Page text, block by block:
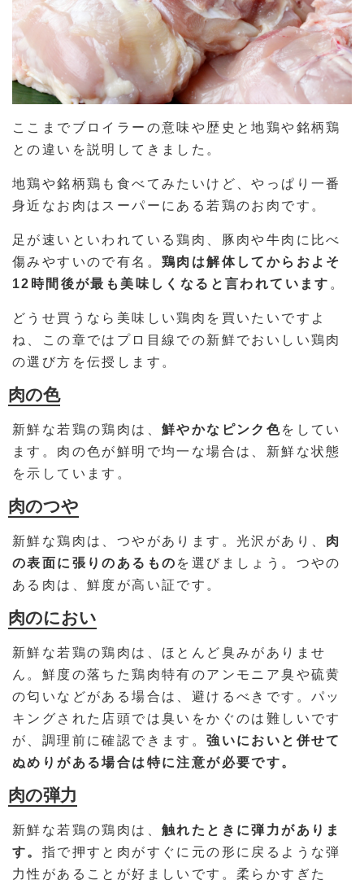
ここまでブロイラーの意味や歴史と地鶏や銘柄鶏
との違いを説明してきました。
地鶏や銘柄鶏も食べてみたいけど、やっぱり一番
身近なお肉はスーパーにある若鶏のお肉です。
足が速いといわれている鶏肉、豚肉や牛肉に比べ
傷みやすいので有名。 鶏肉は解体してからおよそ
12時間後が最も美味しくなると言われています 。
どうせ買うなら美味しい鶏肉を買いたいですよ
ね、この章ではプロ目線での新鮮でおいしい鶏肉
の選び方を伝授します。
肉の色
新鮮な若鶏の鶏肉は、 鮮やかなピンク色をしてい
ます。肉の色が鮮明で均一な場合は、新鮮な状態
を示しています。
肉のつや
新鮮な鶏肉は、つやがあります。光沢があり、 肉
の表面に張りのあるもの を選びましょう。つやの
ある肉は、鮮度が高い証です。
肉のにおい
新鮮な若鶏の鶏肉は、ほとんど臭みがありませ
ん。鮮度の落ちた鶏肉特有のアンモニア臭や硫黄
の匂いなどがある場合は、避けるべきです。パッ
キングされた店頭では臭いをかぐのは難しいです
が、調理前に確認できます。強いにおいと併せて
ぬめりがある場合は特に注意が必要です。
肉の弾力
新鮮な若鶏の鶏肉は、 触れたときに弾力がありま
す。 指で押すと肉がすぐに元の形に戻るような弾
力性があることが好ましいです。柔らかすぎた